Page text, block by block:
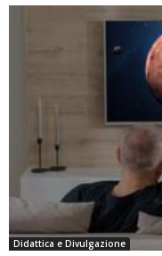
Didattica e Divulgazione